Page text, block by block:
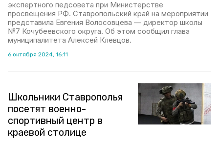
экспертного педсовета при Министерстве
просвещения РФ. Ставропольский край на мероприятии
представила Евгения Волосовцева — директор школы
№7 Кочубеевского округа. Об этом сообщил глава
муниципалитета Алексей Клевцов.
6 октября 2024, 16:11
Школьники Ставрополья
посетят военно-
спортивный центр в
краевой столице